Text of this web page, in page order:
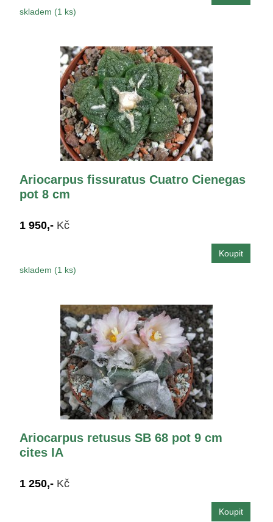
skladem (1 ks)
Ariocarpus fissuratus Cuatro Cienegas
pot 8 cm
1 950,- Kč
skladem (1 ks)
Ariocarpus retusus SB 68 pot 9 cm
cites IA
1 250,- Kč